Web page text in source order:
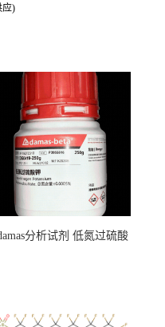
应)
分析试剂 低氮过硫酸